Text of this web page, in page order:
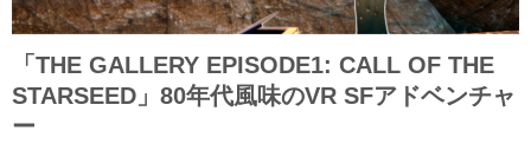
「THE GALLERY EPISODE1: CALL OF THE
STARSEED」80年代風味のVR SFアドベンチャ
ー